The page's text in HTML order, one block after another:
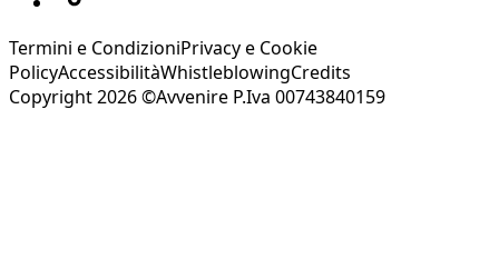
Termini e CondizioniPrivacy e Cookie
PolicyAccessibilitàWhistleblowingCredits
Copyright 2026 ©Avvenire P.Iva 00743840159